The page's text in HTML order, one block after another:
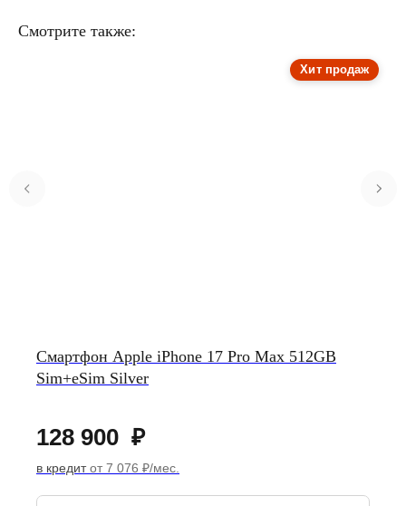
Смотрите также:
Смартфон Apple iPhone 17 Pro Max 512GB
Sim+eSim Silver
128 900 ₽
в кредитот 7 076 ₽/мес.
Хит продаж